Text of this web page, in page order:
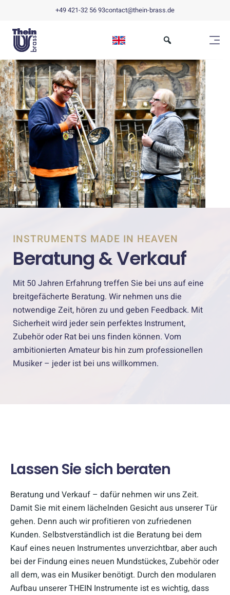
+49 421-32 56 93contact@thein-brass.de
INSTRUMENTS MADE IN HEAVEN
Beratung & Verkauf
Mit 50 Jahren Erfahrung treffen Sie bei uns auf eine
breitgefächerte Beratung. Wir nehmen uns die
notwendige Zeit, hören zu und geben Feedback. Mit
Sicherheit wird jeder sein perfektes Instrument,
Zubehör oder Rat bei uns finden können. Vom
ambitionierten Amateur bis hin zum professionellen
Musiker – jeder ist bei uns willkommen.
Lassen Sie sich beraten
Beratung und Verkauf – dafür nehmen wir uns Zeit.
Damit Sie mit einem lächelnden Gesicht aus unserer Tür
gehen. Denn auch wir profitieren von zufriedenen
Kunden. Selbstverständlich ist die Beratung bei dem
Kauf eines neuen Instrumentes unverzichtbar, aber auch
bei der Findung eines neuen Mundstückes, Zubehör oder
all dem, was ein Musiker benötigt. Durch den modularen
Aufbau unserer THEIN Instrumente ist es wichtig, dass